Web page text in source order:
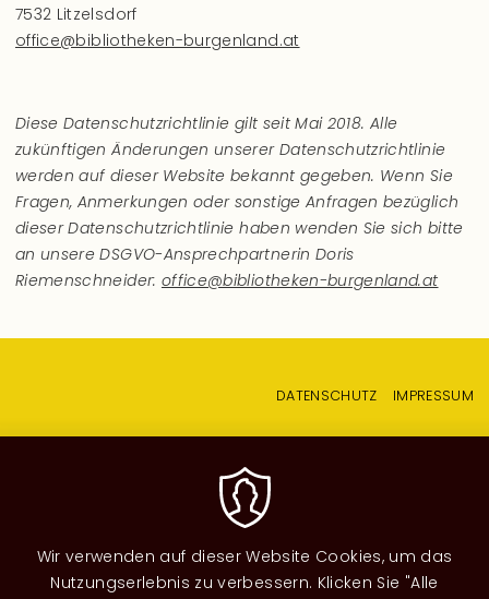
7532 Litzelsdorf
office@bibliotheken-burgenland.at
Diese Datenschutzrichtlinie gilt seit Mai 2018. Alle
zukünftigen Änderungen unserer Datenschutzrichtlinie
werden auf dieser Website bekannt gegeben. Wenn Sie
Fragen, Anmerkungen oder sonstige Anfragen bezüglich
dieser Datenschutzrichtlinie haben wenden Sie sich bitte
an unsere DSGVO-Ansprechpartnerin Doris
Riemenschneider: office@bibliotheken-burgenland.at
DATENSCHUTZ IMPRESSUM
Wir verwenden auf dieser Website Cookies, um das
Nutzungserlebnis zu verbessern. Klicken Sie "Alle